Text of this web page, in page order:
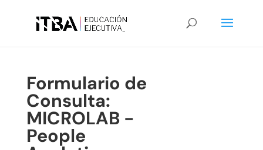
Formulario de
Consulta:
MICROLAB -
People